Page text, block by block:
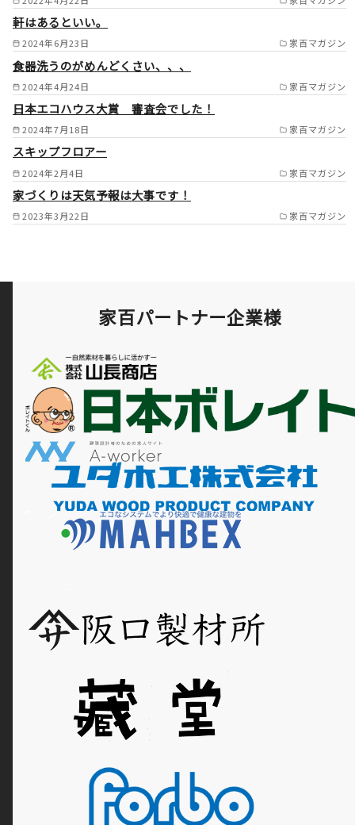
日進市/長久手市/みよし市/東
郷町/刈谷市/安城市/大府市/東
海市/知立市/豊田市/西尾市/岡
崎市/阿久比町/羽島市/各務原
2024年6月23日 家百マガジン
軒はあるといい。
2024年4月24日 家百マガジン
食器洗うのがめんどくさい、、、
2024年7月18日 家百マガジン
日本エコハウス大賞 審査会でした！
2024年2月4日 家百マガジン
スキップフロアー
2023年3月22日 家百マガジン
家づくりは天気予報は大事です！
家百パートナー企業様